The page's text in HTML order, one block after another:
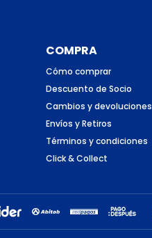
COMPRA
Cómo comprar
Descuento de Socio
Cambios y devoluciones
Envíos y Retiros
Términos y condiciones
Click & Collect